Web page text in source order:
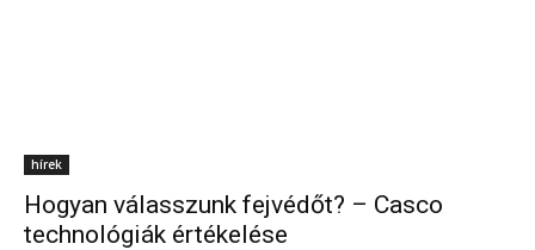
hírek
Hogyan válasszunk fejvédőt? – Casco
technológiák értékelése